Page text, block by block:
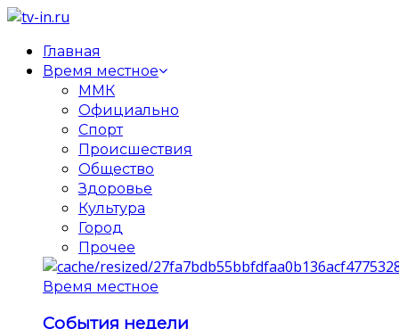
Главная
Время местное
ММК
Официально
Спорт
Происшествия
Общество
Здоровье
Культура
Город
Прочее
Время местное
События недели